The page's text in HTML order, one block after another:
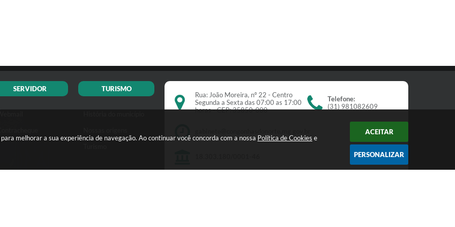
melhorar a sua experiência de navegação. Ao continuar você concorda com a nossa Política de Cookies e
ACEITAR
PERSONALIZAR
SERVIDOR TURISMO
Rua: João Moreira, nº 22 - Centro
Segunda a Sexta das 07:00 as 17:00
horas - CEP: 35850-000
Telefone:
(31) 981082609